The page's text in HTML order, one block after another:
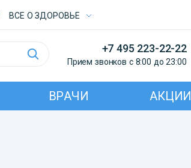
ВСE О ЗДОРОВЬЕ
+7 495 223-22-22
Прием звонков с 8:00 до 23:00
ВРАЧИ АКЦИИ